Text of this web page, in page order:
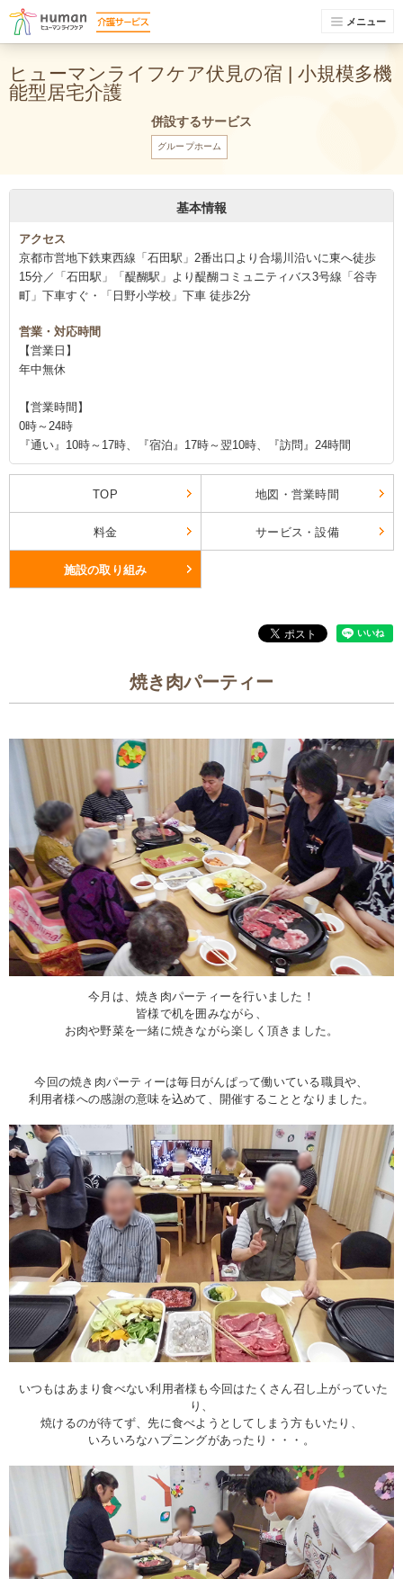
メニュー
ヒューマンライフケア伏見の宿 | 小規模多機
能型居宅介護
併設するサービス
グループホーム
基本情報
アクセス
京都市営地下鉄東西線「石田駅」2番出口より合場川沿いに東へ徒歩
15分／「石田駅」「醍醐駅」より醍醐コミュニティバス3号線「谷寺
町」下車すぐ・「日野小学校」下車 徒歩2分
営業・対応時間
【営業日】
年中無休
【営業時間】
0時～24時
『通い』10時～17時、『宿泊』17時～翌10時、『訪問』24時間
TOP 地図・営業時間
料金 サービス・設備
施設の取り組み
焼き肉パーティー
今月は、焼き肉パーティーを行いました！
皆様で机を囲みながら、
お肉や野菜を一緒に焼きながら楽しく頂きました。
今回の焼き肉パーティーは毎日がんぱって働いている職員や、
利用者様への感謝の意味を込めて、開催することとなりました。
いつもはあまり食べない利用者様も今回はたくさん召し上がっていた
り、
焼けるのが待てず、先に食べようとしてしまう方もいたり、
いろいろなハプニングがあったり・・・。